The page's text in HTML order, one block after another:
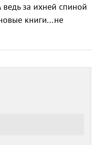
за ихней спиной
книги...не